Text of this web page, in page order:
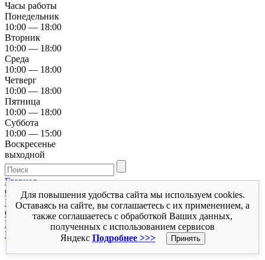
Для повышения удобства сайта мы используем cookies.
Оставаясь на сайте, вы соглашаетесь с их применением, а
также соглашаетесь с обработкой Ваших данных,
полученных с использованием сервисов
Яндекс Подробнее >>> Принять
Часы работы
Понедельник
10:00 — 18:00
Вторник
10:00 — 18:00
Среда
10:00 — 18:00
Четверг
10:00 — 18:00
Пятница
10:00 — 18:00
Суббота
10:00 — 15:00
Воскресенье
выходной
Главная
О нас
Каталог
Сервисный центр
Веб-услуги
Контакты
Полная версия